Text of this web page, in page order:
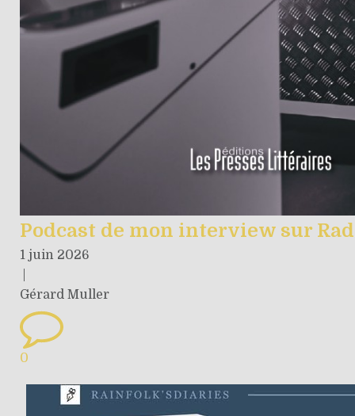
Podcast de mon interview sur
1 juin 2026
Gérard Muller
0